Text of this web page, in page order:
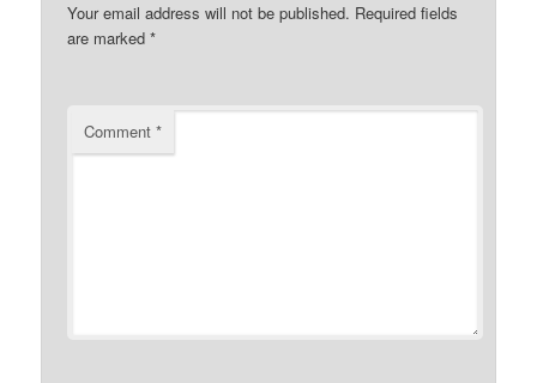
Your email address will not be published. Required fields
are marked*
Comment*